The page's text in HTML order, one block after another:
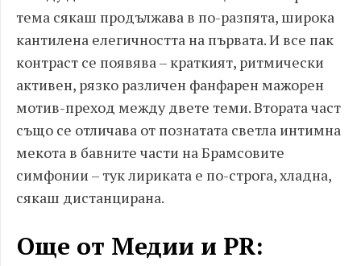
тема сякаш продължава в по-разпята, широка
кантилена елегичността на първата. И все пак
контраст се появява – краткият, ритмически
активен, рязко различен фанфарен мажорен
мотив-преход между двете теми. Втората част
също се отличава от познатата светла интимна
мекота в бавните части на Брамсовите
симфонии – тук лириката е по-строга, хладна,
сякаш дистанцирана.
Още от Медии и PR: